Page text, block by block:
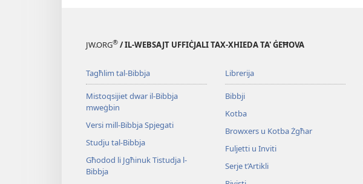
JW.ORG® / IL-WEBSAJT UFFIĊJALI TAX-XHIEDA TA' ĠEĦOVA
Tagħlim tal-Bibbja
Mistoqsijiet dwar il-Bibbja
mweġbin
Versi mill-Bibbja Spjegati
Studju tal-Bibbja
Għodod li Jgħinuk Tistudja l-
Bibbja
Librerija
Bibbji
Kotba
Browxers u Kotba Żgħar
Fuljetti u Inviti
Serje t’Artikli